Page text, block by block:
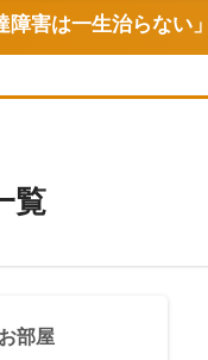
障害は一生治らない
覧
部屋